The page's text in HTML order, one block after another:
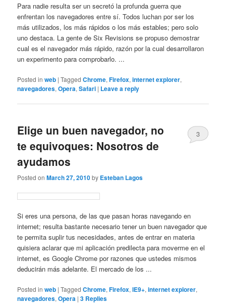
Para nadie resulta ser un secretó la profunda guerra que
enfrentan los navegadores entre sí. Todos luchan por ser los
más utilizados, los más rápidos o los más estables; pero solo
uno destaca. La gente de Six Revisions se propuso demostrar
cual es el navegador más rápido, razón por la cual desarrollaron
un experimento para comprobarlo. ...
Posted in web |Tagged Chrome,Firefox,internet explorer,
navegadores,Opera,Safari | Leave a reply
Elige un buen navegador, no
te equivoques: Nosotros de
ayudamos
Posted onMarch 27, 2010by Esteban Lagos
3
Si eres una persona, de las que pasan horas navegando en
internet; resulta bastante necesario tener un buen navegador que
te permita suplir tus necesidades, antes de entrar en materia
quisiera aclarar que mi aplicación predilecta para moverme en el
internet, es Google Chrome por razones que ustedes mismos
deducirán más adelante. El mercado de los ...
Posted in web |Tagged Chrome,Firefox,IE9+,internet explorer,
navegadores,Opera |3 Replies